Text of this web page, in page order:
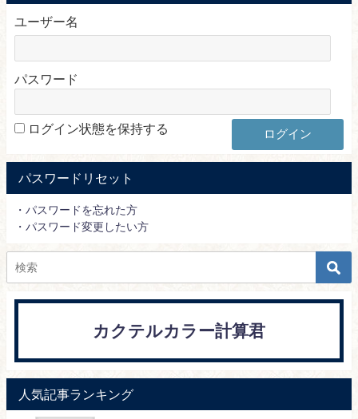
ユーザー名
パスワード
ログイン状態を保持する
パスワードリセット
・パスワードを忘れた方
・パスワード変更したい方
カクテルカラー計算君
人気記事ランキング